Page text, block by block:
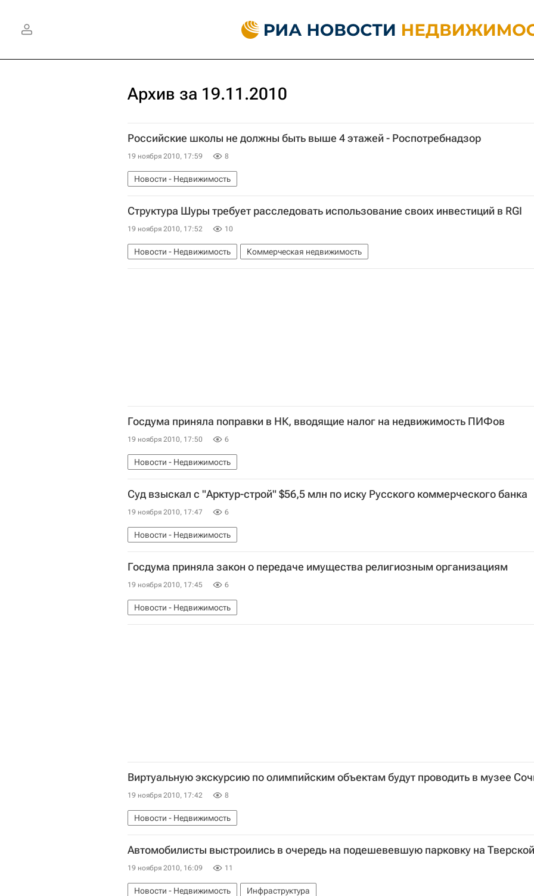
Архив за 19.11.2010
Российские школы не должны быть выше 4 этажей - Роспотребнадзор
19 ноября 2010, 17:59 8
Новости - Недвижимость
Структура Шуры требует расследовать использование своих инвестиций в RGI
19 ноября 2010, 17:52 10
Новости - Недвижимость Коммерческая недвижимость
Госдума приняла поправки в НК, вводящие налог на недвижимость ПИФов
19 ноября 2010, 17:50 6
Новости - Недвижимость
Суд взыскал с "Арктур-строй" $56,5 млн по иску Русского коммерческого банка
19 ноября 2010, 17:47 6
Новости - Недвижимость
Госдума приняла закон о передаче имущества религиозным организациям
19 ноября 2010, 17:45 6
Новости - Недвижимость
Виртуальную экскурсию по олимпийским объектам будут проводить в музее
19 ноября 2010, 17:42 8
Новости - Недвижимость
Автомобилисты выстроились в очередь на подешевевшую парковку на Тверской
19 ноября 2010, 16:09 11
Новости - Недвижимость Инфраструктура